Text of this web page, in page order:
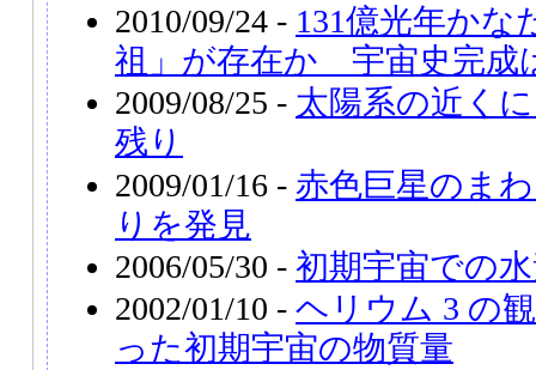
2010/09/24 - 131億光年かな
祖」が存在か 宇宙史完成
2009/08/25 - 太陽系の近く
残り
2009/01/16 - 赤色巨星のま
りを発見
2006/05/30 - 初期宇宙での
2002/01/10 - ヘリウム 3 の
った初期宇宙の物質量